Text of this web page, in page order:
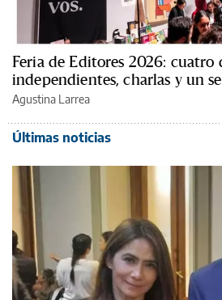
Feria de Editores 2026: cuatro
independientes, charlas y un
Agustina Larrea
Últimas noticias